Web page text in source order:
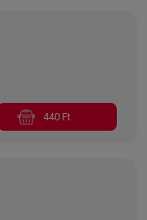
440 Ft